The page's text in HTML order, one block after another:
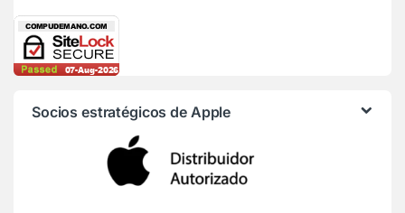
Socios estratégicos de Apple